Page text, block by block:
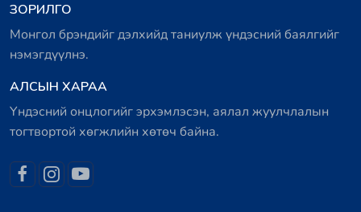
ЗОРИЛГО
Монгол брэндийг дэлхийд таниулж үндэсний баялгийг
нэмэгдүүлнэ.
АЛСЫН ХАРАА
Үндэсний онцлогийг эрхэмлэсэн, аялал жуулчлалын
тогтвортой хөгжлийн хөтөч байна.